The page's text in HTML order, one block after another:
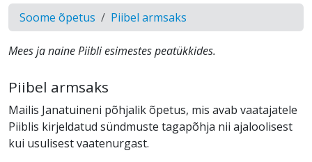
Soome õpetus Piibel armsaks
Mees ja naine Piibli esimestes peatükkides.
Piibel armsaks
Mailis Janatuineni põhjalik õpetus, mis avab vaatajatele
Piiblis kirjeldatud sündmuste tagapõhja nii ajaloolisest
kui usulisest vaatenurgast.